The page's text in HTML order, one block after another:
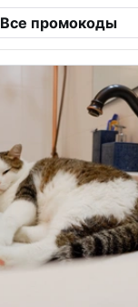
Все промокоды